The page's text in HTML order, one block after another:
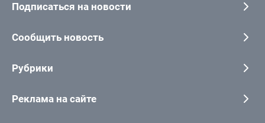
Подписаться на новости
Сообщить новость
Рубрики
Реклама на сайте